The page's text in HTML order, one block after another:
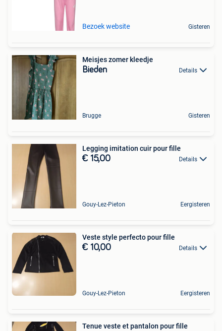
Bezoek website Gisteren
Meisjes zomer kleedje
Bieden Details
Brugge Gisteren
Legging imitation cuir pour fille
€ 15,00 Details
Gouy-Lez-Pieton Eergisteren
Veste style perfecto pour fille
€ 10,00 Details
Gouy-Lez-Pieton Eergisteren
Tenue veste et pantalon pour fille